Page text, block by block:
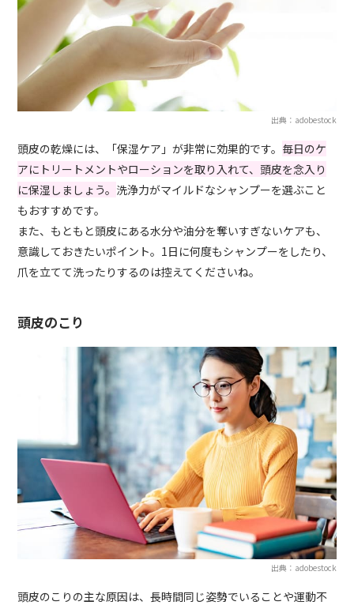
出典：adobestock
頭皮の乾燥には、「保湿ケア」が非常に効果的です。 毎日のケ
アにトリートメントやローションを取り入れて、頭皮を念入り
に保湿しましょう。 洗浄力がマイルドなシャンプーを選ぶこと
もおすすめです。
また、もともと頭皮にある水分や油分を奪いすぎないケアも、
意識しておきたいポイント。1日に何度もシャンプーをしたり、
爪を立てて洗ったりするのは控えてくださいね。
頭皮のこり
出典：adobestock
頭皮のこりの主な原因は、長時間同じ姿勢でいることや運動不